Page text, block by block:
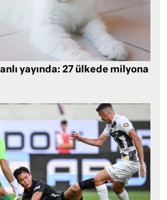
yayında: 27 ülkede milyona